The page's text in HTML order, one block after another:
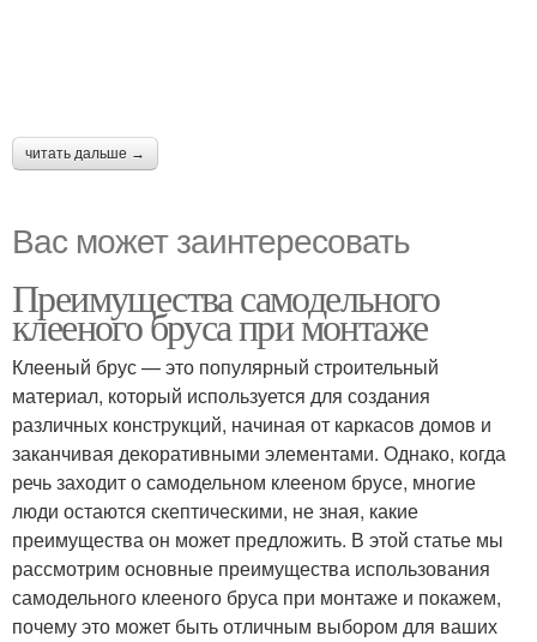
читать дальше →
Вас может заинтересовать
Преимущества самодельного
клееного бруса при монтаже
Клееный брус — это популярный строительный
материал, который используется для создания
различных конструкций, начиная от каркасов домов и
заканчивая декоративными элементами. Однако, когда
речь заходит о самодельном клееном брусе, многие
люди остаются скептическими, не зная, какие
преимущества он может предложить. В этой статье мы
рассмотрим основные преимущества использования
самодельного клееного бруса при монтаже и покажем,
почему это может быть отличным выбором для ваших